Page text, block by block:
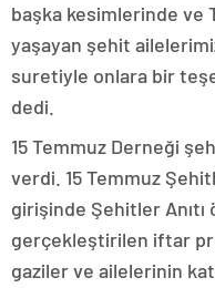
başka kesimlerinde ve
yaşayan şehit
suretiyle onlara bir
dedi.
15 Temmuz Derneği
verdi. 15 Temmuz
girişinde Şehitler Anıtı
gerçekleştirilen iftar
gaziler ve ailelerinin